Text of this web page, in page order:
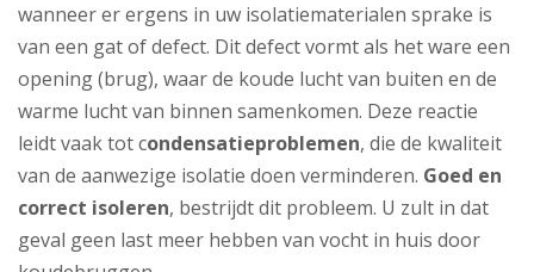
wanneer er ergens in uw isolatiematerialen sprake is
van een gat of defect. Dit defect vormt als het ware een
opening (brug), waar de koude lucht van buiten en de
warme lucht van binnen samenkomen. Deze reactie
leidt vaak tot condensatieproblemen, die de kwaliteit
van de aanwezige isolatie doen verminderen. Goed en
correct isoleren, bestrijdt dit probleem. U zult in dat
geval geen last meer hebben van vocht in huis door